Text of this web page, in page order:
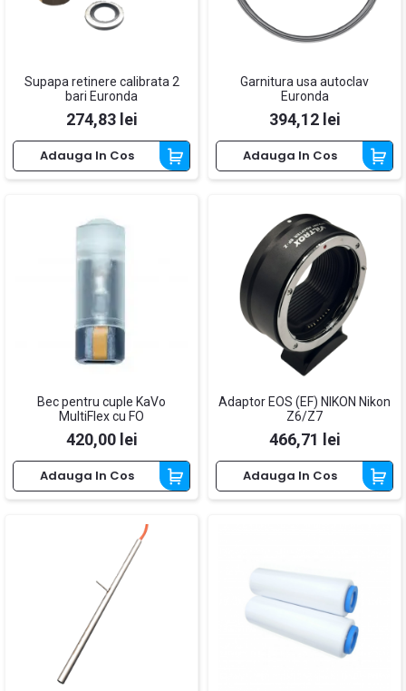
Supapa retinere calibrata 2
bari Euronda
Pret
274,83 lei
Adauga In Cos
Garnitura usa autoclav
Euronda
Pret
394,12 lei
Adauga In Cos
Bec pentru cuple KaVo
MultiFlex cu FO
Pret
420,00 lei
Adauga In Cos
Adaptor EOS (EF) NIKON Nikon
Z6/Z7
Pret
466,71 lei
Adauga In Cos